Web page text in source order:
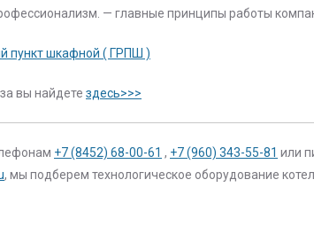
— главные принципы работы
пункт шкафной ( ГРПШ )
вы найдете здесь>>>
+7 (8452) 68-00-61 , +7 (960) 343-55-81 или
, мы подберем технологическое оборудование